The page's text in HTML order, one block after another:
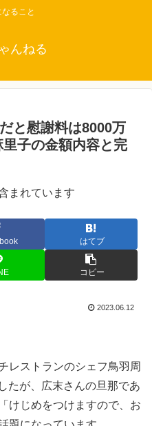
ること
んねる
と慰謝料は8000万
子の金額内容と完
まれています
はてブ
コピー
2023.06.12
レストランのシェフ鳥羽周
たが、広末さんの旦那であ
けじめをつけますので、お